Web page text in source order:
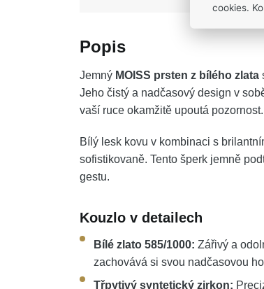
Popis
Jemný MOISS prsten z bílého zlata
Jeho čistý a nadčasový design v
vaší ruce okamžitě upoutá pozornost.
Bílý lesk kovu v kombinaci s
sofistikovaně. Tento šperk jemně
gestu.
Kouzlo v detailech
Bílé zlato 585/1000: Zářivý a
zachovává si svou nadčasovou
Třpytivý syntetický zirkon:
cookies.